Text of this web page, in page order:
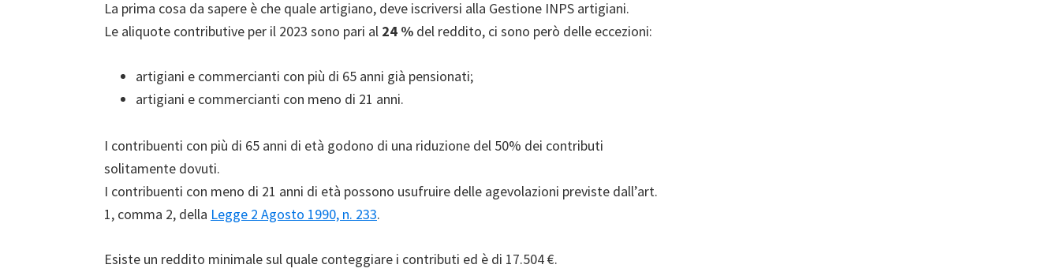
La prima cosa da sapere è che quale artigiano, deve iscriversi alla Gestione INPS artigiani.
Le aliquote contributive per il 2023 sono pari al 24 % del reddito, ci sono però delle eccezioni:
artigiani e commercianti con più di 65 anni già pensionati;
artigiani e commercianti con meno di 21 anni.
I contribuenti con più di 65 anni di età godono di una riduzione del 50% dei contributi
solitamente dovuti.
I contribuenti con meno di 21 anni di età possono usufruire delle agevolazioni previste dall’art.
1, comma 2, della Legge 2 Agosto 1990, n. 233.
Esiste un reddito minimale sul quale conteggiare i contributi ed è di 17.504 €.